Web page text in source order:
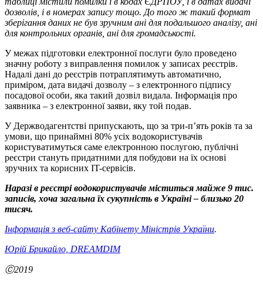
дозволів, і в номерах запису тощо. До того ж такий формат
зберігання даних не був зручним ані для подальшого аналізу, ані
для контрольних органів, ані для громадськості.
У межах підготовки електронної послуги було проведено
значну роботу з виправлення помилок у записах реєстрів.
Надалі дані до реєстрів потраплятимуть автоматично,
приміром, дата видачі дозволу – з електронного підпису
посадової особи, яка такий дозвіл видала. Інформація про
заявника – з електронної заяви, яку той подав.
У Держводагентстві припускають, що за три-п’ять років та за
умови, що принаймні 80% усіх водокористувачів
користуватимуться саме електронною послугою, публічні
реєстри стануть придатними для побудови на їх основі
зручних та корисних IT-сервісів.
Наразі в реєстрі водокористувачів міститься майже 9 тис.
записів, хоча загальна їх сукупність в Україні – близько 20
тисяч.
Інформація з веб-сайту Кабінету Міністрів України.
Юрій Брикайло, DREAMDIM
Ⓒ2019